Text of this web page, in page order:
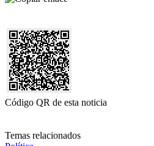
Código QR de esta noticia
Temas relacionados